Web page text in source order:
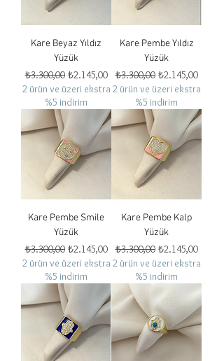
Kare Beyaz Yıldız
Yüzük
Normal Fiyat
₺3.300,00 İndirimli Fiyat
₺2.145,00
2 ürün ve üzeri ekstra
%5 indirim
Kare Pembe Yıldız
Yüzük
Normal Fiyat
₺3.300,00 İndirimli Fiyat
₺2.145,00
2 ürün ve üzeri ekstra
%5 indirim
Kare Pembe Smile
Yüzük
Normal Fiyat
₺3.300,00 İndirimli Fiyat
₺2.145,00
2 ürün ve üzeri ekstra
%5 indirim
Kare Pembe Kalp
Yüzük
Normal Fiyat
₺3.300,00 İndirimli Fiyat
₺2.145,00
2 ürün ve üzeri ekstra
%5 indirim